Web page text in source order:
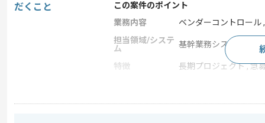
だくこと
この案件のポイント
業務内容
ベンダーコントロール
担当領域/システ
ム
基幹業務システム
特徴 長期プロジェクト , 急